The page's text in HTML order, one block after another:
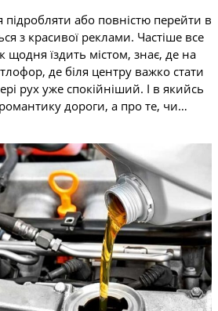
або повністю перейти в
з красивої реклами. Частіше все
щодня їздить містом, знає, де на
де біля центру важко стати
рух уже спокійніший. І в якийсь
дороги, а про те, чи…